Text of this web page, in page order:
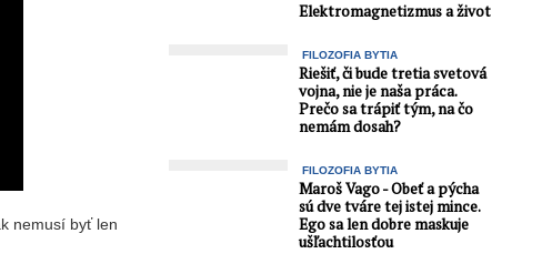
nemusí byť len
Elektromagnetizmus a život
FILOZOFIA BYTIA
Riešiť, či bude tretia svetová
vojna, nie je naša práca.
Prečo sa trápiť tým, na čo
nemám dosah?
FILOZOFIA BYTIA
Maroš Vago - Obeť a pýcha
sú dve tváre tej istej mince.
Ego sa len dobre maskuje
ušľachtilosťou